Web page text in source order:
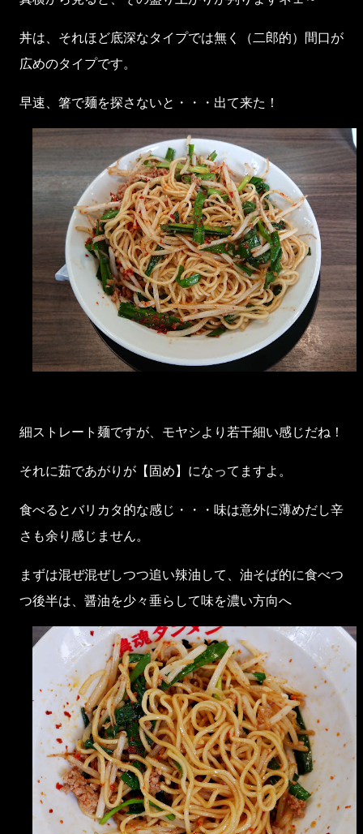
丼は、それほど底深なタイプでは無く（二郎的）間口が
広めのタイプです。
早速、箸で麺を探さないと・・・出て来た！
細ストレート麺ですが、モヤシより若干細い感じだね！
それに茹であがりが【固め】になってますよ。
食べるとバリカタ的な感じ・・・味は意外に薄めだし辛
さも余り感じません。
まずは混ぜ混ぜしつつ追い辣油して、油そば的に食べつ
つ後半は、醤油を少々垂らして味を濃い方向へ